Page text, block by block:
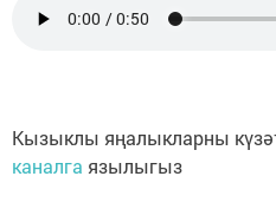
Кызыклы яңалыкларны
каналга язылыгыз